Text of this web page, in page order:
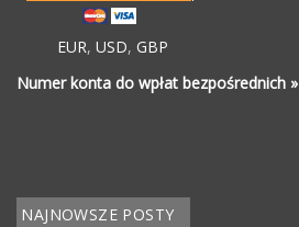
EUR, USD, GBP
Numer konta do wpłat bezpośrednich »
NAJNOWSZE POSTY